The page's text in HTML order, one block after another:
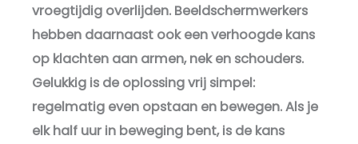
vroegtijdig overlijden. Beeldschermwerkers
hebben daarnaast ook een verhoogde kans
op klachten aan armen, nek en schouders.
Gelukkig is de oplossing vrij simpel:
regelmatig even opstaan en bewegen. Als je
elk half uur in beweging bent, is de kans